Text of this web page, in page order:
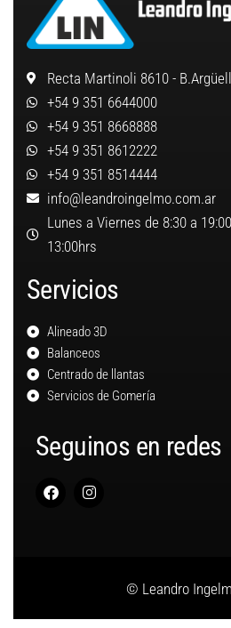
Recta Martinoli 8610 -
+54 9 351 6644000
+54 9 351 8668888
+54 9 351 8612222
+54 9 351 8514444
info@leandroingelmo.com.ar
Lunes a Viernes de 8:30 a
13:00hrs
Servicios
Alineado 3D
Balanceos
Centrado de llantas
Servicios de Gomería
Seguinos en redes
© Leandro